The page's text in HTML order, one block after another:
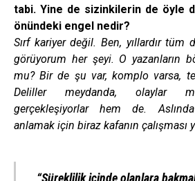
tabi. Yine de sizinkilerin de öyle
önündeki engel nedir?
Sırf kariyer değil. Ben, yıllardır tüm
görüyorum her şeyi. O yazanların
mu? Bir de şu var, komplo varsa,
Deliller meydanda, olaylar
gerçekleşiyorlar hem de.
anlamak için biraz kafanın çalışması
“Süreklilik içinde olanlara